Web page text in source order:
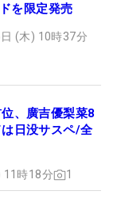
を限定発売
(木) 10時37分
、廣吉優梨菜8
日没サスペ/全
11時18分 1